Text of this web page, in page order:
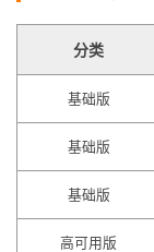
分类
基础版
基础版
基础版
高可用版